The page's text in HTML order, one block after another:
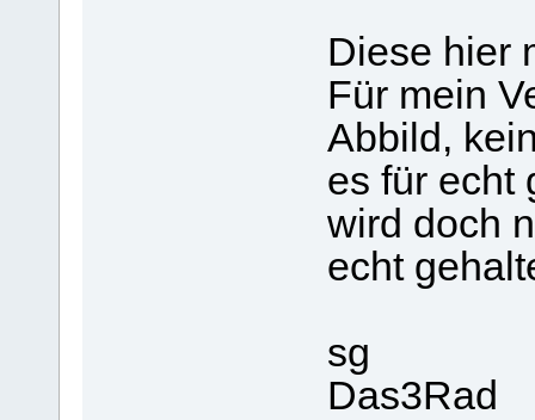
Diese hier
Für mein
Abbild,
es für echt
wird doch
echt
sg
Das3Rad